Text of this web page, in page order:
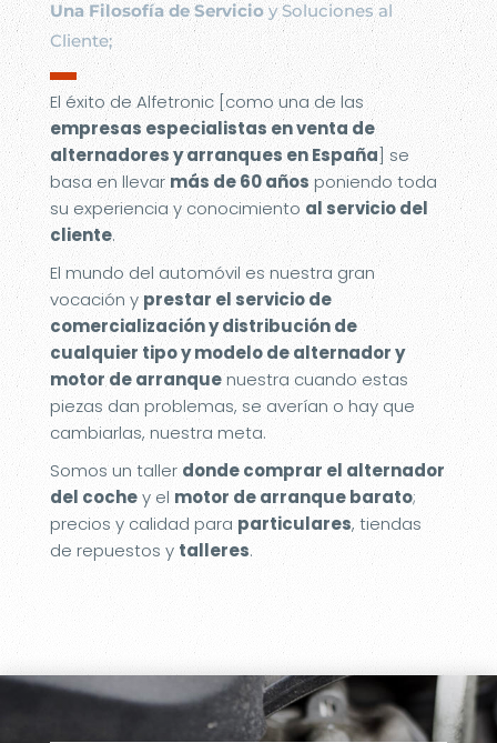
Una Filosofía de Servicioy Soluciones al
Cliente;
▬
El éxito de Alfetronic [como una de las
empresas especialistas en venta de
alternadores y arranques en España] se
basa en llevarmás de 60 años poniendo toda
su experiencia y conocimiento al servicio del
cliente.
El mundo del automóvil es nuestra gran
vocación y prestar el servicio de
comercialización y distribución de
cualquier tipo y modelo de alternador y
motor de arranquenuestra cuando estas
piezas dan problemas, se averían o hay que
cambiarlas, nuestra meta.
Somos un tallerdonde comprar el alternador
del cochey el motor de arranque barato;
precios y calidad para particulares, tiendas
de repuestos y talleres.